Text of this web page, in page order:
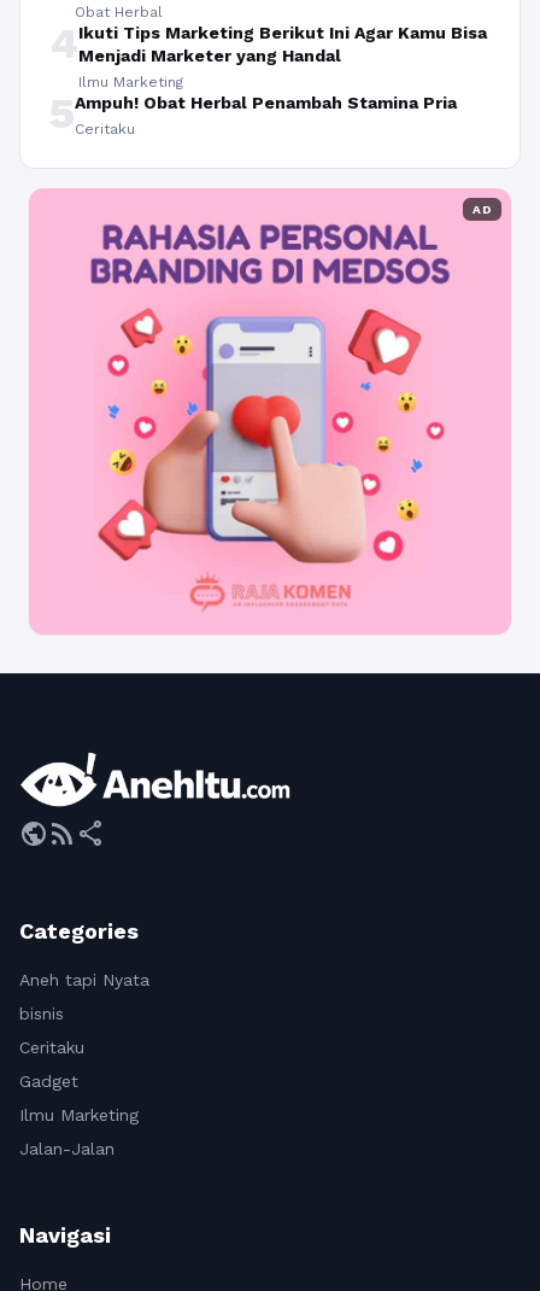
Obat Herbal
4Ikuti Tips Marketing Berikut Ini Agar Kamu Bisa
Menjadi Marketer yang Handal
Ilmu Marketing
5Ampuh! Obat Herbal Penambah Stamina Pria
Ceritaku
AD
publicrss_feed share
Categories
Aneh tapi Nyata
bisnis
Ceritaku
Gadget
Ilmu Marketing
Jalan-Jalan
Navigasi
Home